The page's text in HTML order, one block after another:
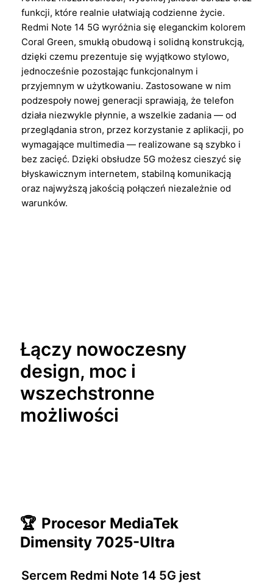
funkcji, które realnie ułatwiają codzienne życie.
Redmi Note 14 5G wyróżnia się eleganckim kolorem
Coral Green, smukłą obudową i solidną konstrukcją,
dzięki czemu prezentuje się wyjątkowo stylowo,
jednocześnie pozostając funkcjonalnym i
przyjemnym w użytkowaniu. Zastosowane w nim
podzespoły nowej generacji sprawiają, że telefon
działa niezwykle płynnie, a wszelkie zadania — od
przeglądania stron, przez korzystanie z aplikacji, po
wymagające multimedia — realizowane są szybko i
bez zacięć. Dzięki obsłudze 5G możesz cieszyć się
błyskawicznym internetem, stabilną komunikacją
oraz najwyższą jakością połączeń niezależnie od
warunków.
Łączy nowoczesny
design, moc i
wszechstronne
możliwości
🏆 Procesor MediaTek
Dimensity 7025-Ultra
Sercem Redmi Note 14 5G jest